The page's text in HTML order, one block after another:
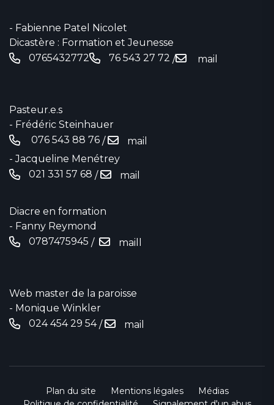
- Fabienne Patel Nicolet
Dicastère : Formation et Jeunesse
0765432772
76 543 27 72 / mail
Pasteur.e.s
- Frédéric Steinhauer
076 543 88 76‬ /
mail
- Jacqueline Menétrey
021 331 57 68 / mail
Diacre en formation
- Fanny Reymond
0787475945 / maill
Web master de la paroisse
- Monique Winkler
024 454 29 54/ mail
Plan du site Mentions légales
Médias